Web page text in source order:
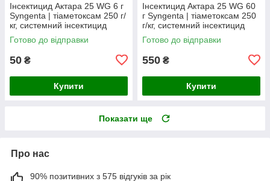
Інсектицид Актара 25 WG 6 г
Syngenta | тіаметоксам 250 г/
кг, системний інсектицид
широкого спектра дії (пакет,
Швейцарія)
Готово до відправки
50 ₴
Купити
Інсектицид Актара 25 WG 60
г Syngenta | тіаметоксам 250
г/кг, системний інсектицид
широкого спектра дії
(Швейцарія)
Готово до відправки
550 ₴
Купити
Показати ще
Про нас
90% позитивних з 575 відгуків за рік